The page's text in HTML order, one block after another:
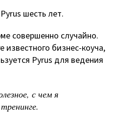
шесть лет.
совершенно случайно.
известного бизнес-коуча,
Pyrus для ведения
с чем я